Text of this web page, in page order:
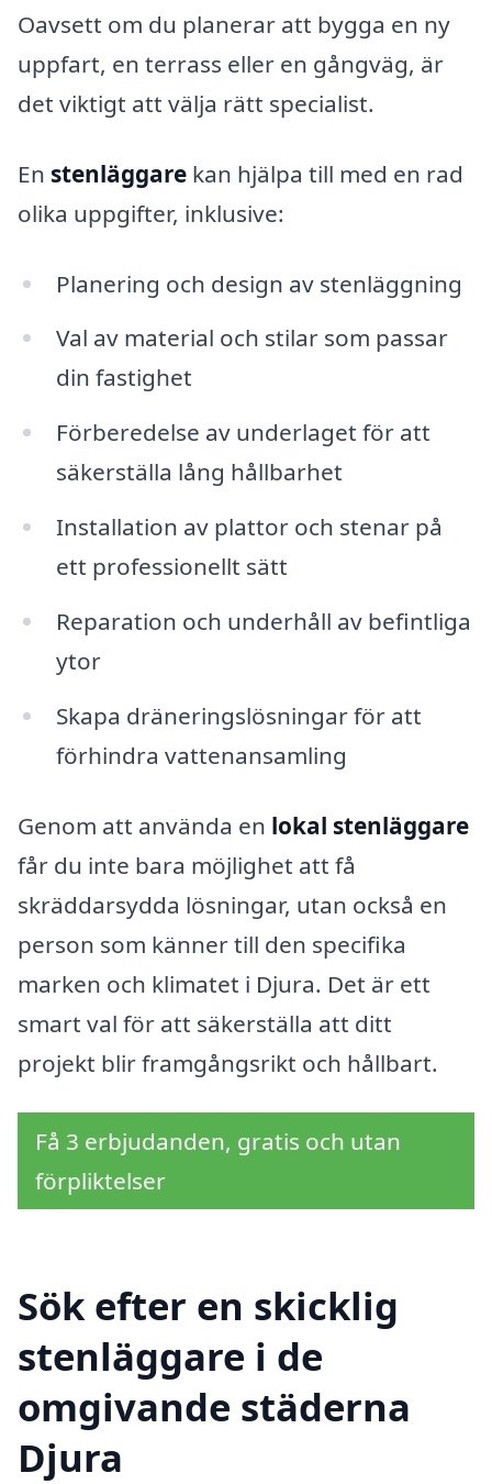
Oavsett om du planerar att bygga en ny
uppfart, en terrass eller en gångväg, är
det viktigt att välja rätt specialist.
En stenläggare kan hjälpa till med en rad
olika uppgifter, inklusive:
Planering och design av stenläggning
Val av material och stilar som passar
din fastighet
Förberedelse av underlaget för att
säkerställa lång hållbarhet
Installation av plattor och stenar på
ett professionellt sätt
Reparation och underhåll av befintliga
ytor
Skapa dräneringslösningar för att
förhindra vattenansamling
Genom att använda en lokal stenläggare
får du inte bara möjlighet att få
skräddarsydda lösningar, utan också en
person som känner till den specifika
marken och klimatet i Djura. Det är ett
smart val för att säkerställa att ditt
projekt blir framgångsrikt och hållbart.
Få 3 erbjudanden, gratis och utan
förpliktelser
Sök efter en skicklig
stenläggare i de
omgivande städerna
Djura